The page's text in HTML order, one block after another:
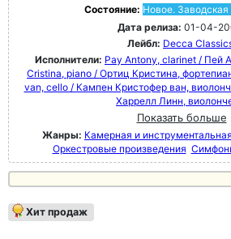
Состояние: Новое. Заводская
Дата релиза: 01-04-
Лейбл: Decca
Исполнители: Pay Antony, clarinet / Пей
Cristina, piano / Ортиц Кристина,
van, cello / Кампен Кристофер ван,
Харрелл Линн,
Показать больше
Жанры: Камерная и
Оркестровые произведения
Хит продаж